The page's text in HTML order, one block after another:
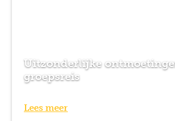
Uitzonderlijke
groepsreis
Lees meer